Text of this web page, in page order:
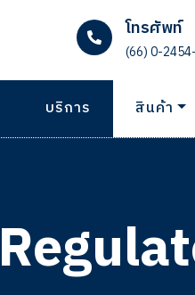
โทรศัพท์
(66) 0-
บริการ สินค้า